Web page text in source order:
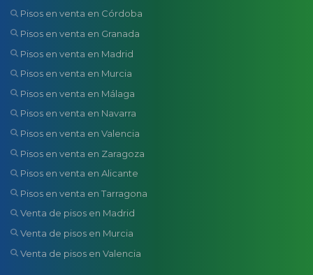
Pisos en venta en Córdoba
Pisos en venta en Granada
Pisos en venta en Madrid
Pisos en venta en Murcia
Pisos en venta en Málaga
Pisos en venta en Navarra
Pisos en venta en Valencia
Pisos en venta en Zaragoza
Pisos en venta en Alicante
Pisos en venta en Tarragona
Venta de pisos en Madrid
Venta de pisos en Murcia
Venta de pisos en Valencia